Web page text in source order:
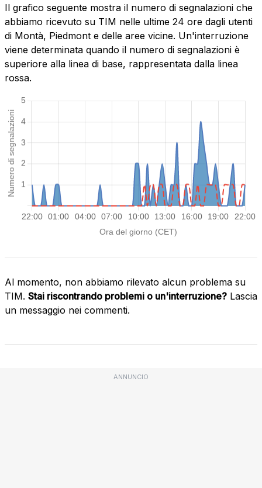
Il grafico seguente mostra il numero di segnalazioni che
abbiamo ricevuto su TIM nelle ultime 24 ore dagli utenti
di Montà, Piedmont e delle aree vicine. Un'interruzione
viene determinata quando il numero di segnalazioni è
superiore alla linea di base, rappresentata dalla linea
rossa.
Al momento, non abbiamo rilevato alcun problema su
TIM. Stai riscontrando problemi o un'interruzione? Lascia
un messaggio nei commenti.
ANNUNCIO